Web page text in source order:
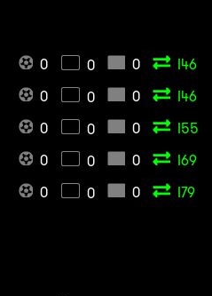
0 0 0
I46
0 0 0
I46
0 0 0
I55
0 0 0
I69
0 0 0 I79